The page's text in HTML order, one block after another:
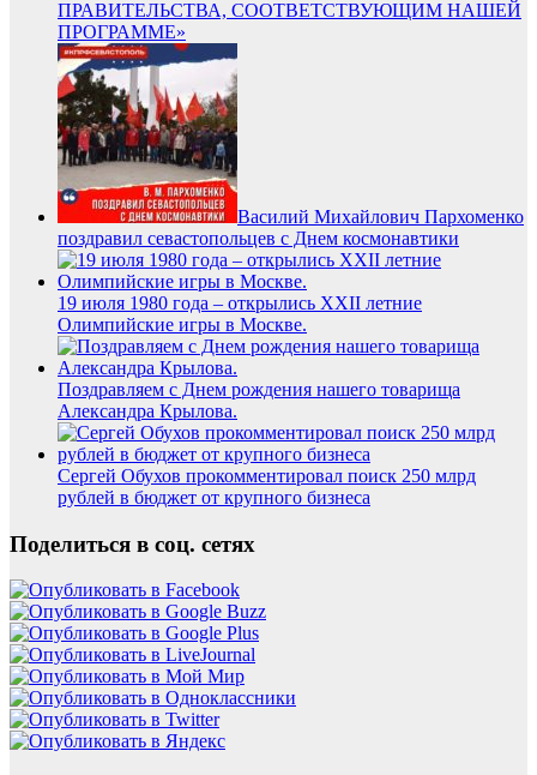
ПРАВИТЕЛЬСТВА, СООТВЕТСТВУЮЩИМ НАШЕЙ
ПРОГРАММЕ»
Василий Михайлович Пархоменко
поздравил севастопольцев с Днем космонавтики
19 июля 1980 года – открылись XXII летние
Олимпийские игры в Москве.
Поздравляем с Днем рождения нашего товарища
Александра Крылова.
Сергей Обухов прокомментировал поиск 250 млрд
рублей в бюджет от крупного бизнеса
Поделиться в соц. сетях